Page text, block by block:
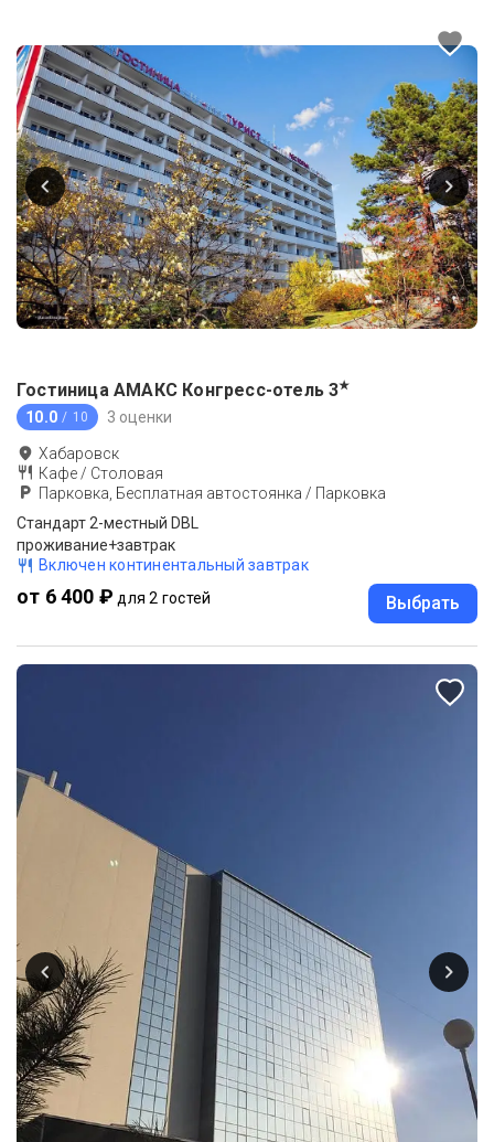
Гостиница АМАКС Конгресс-отель 3★
10.0 / 10 3 оценки
Хабаровск
Кафе / Столовая
Парковка, Бесплатная автостоянка / Парковка
Стандарт 2-местный DBL
проживание+завтрак
Включен континентальный завтрак
от 6 400 ₽ для 2 гостей Выбрать